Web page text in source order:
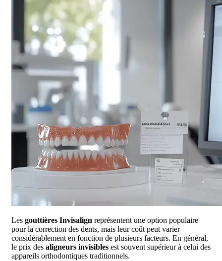
Les gouttières Invisalign représentent une option populaire
pour la correction des dents, mais leur coût peut varier
considérablement en fonction de plusieurs facteurs. En général,
le prix des aligneurs invisibles est souvent supérieur à celui des
appareils orthodontiques traditionnels.